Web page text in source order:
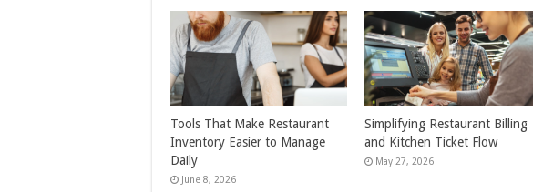
Professional Remodeling
Solutions Designed for
Growing Families
July 23, 2026
Napkin Laundry Service in
Artesia, CA: Clean Napkins for
Your Business